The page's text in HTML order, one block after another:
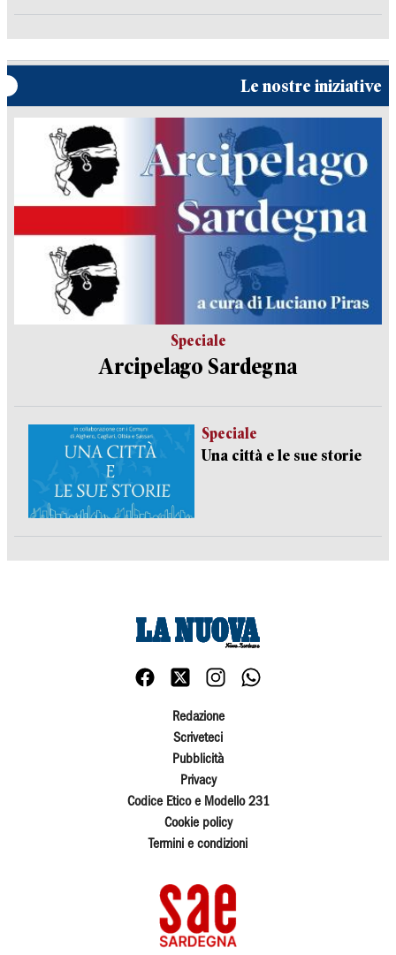
Le nostre iniziative
Speciale
Arcipelago Sardegna
Speciale
Una città e le sue storie
Redazione
Scriveteci
Pubblicità
Privacy
Codice Etico e Modello 231
Cookie policy
Termini e condizioni